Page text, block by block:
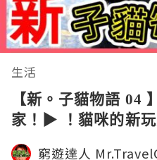
生活
【新。子貓物語 04
家！▶︎ ！貓咪的新
達人4K中字
窮遊達人